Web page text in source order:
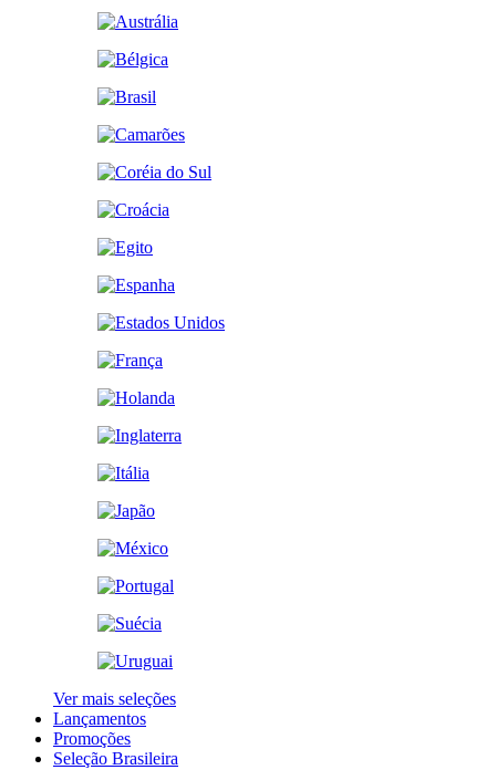
Ver mais seleções
Lançamentos
Promoções
Seleção Brasileira